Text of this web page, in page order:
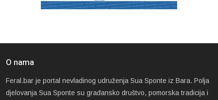
O nama
Feral.bar je portal nevladinog udruženja Sua Sponte iz Bara. Polja
djelovanja Sua Sponte su građansko društvo, pomorska tradicija i